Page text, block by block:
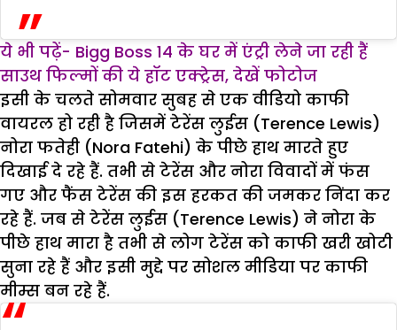
ये भी पढ़ें- Bigg Boss 14 के घर में एंट्री लेने जा रही हैं
साउथ फिल्मों की ये हॉट एक्ट्रेस, देखें फोटोज
इसी के चलते सोमवार सुबह से एक वीडियो काफी
वायरल हो रही है जिसमें टेरेंस लुईस (Terence Lewis)
नोरा फतेही (Nora Fatehi) के पीछे हाथ मारते हुए
दिखाई दे रहे हैं. तभी से टेरेंस और नोरा विवादों में फंस
गए और फैंस टेरेंस की इस हरकत की जमकर निंदा कर
रहे हैं. जब से टेरेंस लुईस (Terence Lewis) ने नोरा के
पीछे हाथ मारा है तभी से लोग टेरेंस को काफी खरी खोटी
सुना रहे हैं और इसी मुद्दे पर सोशल मीडिया पर काफी
मीम्स बन रहे हैं.